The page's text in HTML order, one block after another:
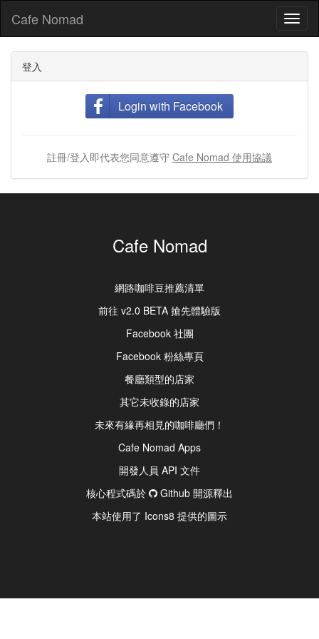
Cafe Nomad
登入
Login with Facebook
註冊/登入即代表您同意遵守 Cafe Nomad 使用協議
Cafe Nomad
網路咖啡豆推薦清單
前往 v2.0 BETA 搶先體驗版
Facebook 社團
Facebook 粉絲專頁
餐廳類型的店家
其它未收錄的店家
未來有緣再相見的咖啡廳們！
Cafe Nomad Apps
開發人員 API 文件
核心程式碼於
Github 開源釋出
本站使用了 Icons8 提供的圖示